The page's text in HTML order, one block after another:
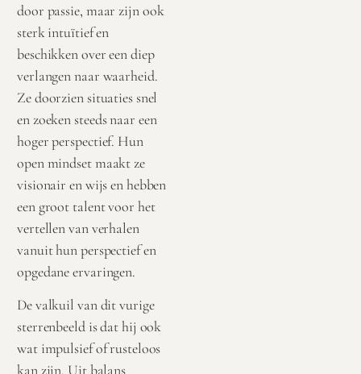
door passie, maar zijn ook
sterk intuïtief en
beschikken over een diep
verlangen naar waarheid.
Ze doorzien situaties snel
en zoeken steeds naar een
hoger perspectief. Hun
open mindset maakt ze
visionair en wijs en hebben
een groot talent voor het
vertellen van verhalen
vanuit hun perspectief en
opgedane ervaringen.
De valkuil van dit vurige
sterrenbeeld is dat hij ook
wat impulsief of rusteloos
kan zijn. Uit balans